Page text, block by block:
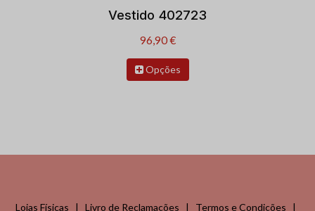
Vestido 402723
96,90 €
Opções
Lojas Físicas | Livro de Reclamações | Termos e Condições |